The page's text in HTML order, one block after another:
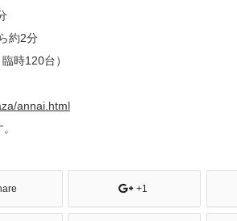
約2分
時120台）
annai.html
+1